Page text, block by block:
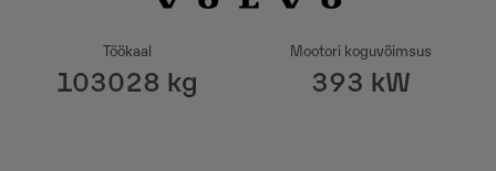
Töökaal
103028 kg
Mootori koguvõimsus
393 kW